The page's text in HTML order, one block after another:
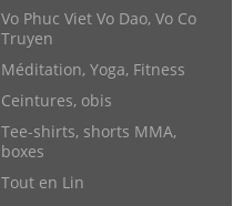
Vo Phuc Viet Vo Dao, Vo Co
Truyen
Méditation, Yoga, Fitness
Ceintures, obis
Tee-shirts, shorts MMA,
boxes
Tout en Lin